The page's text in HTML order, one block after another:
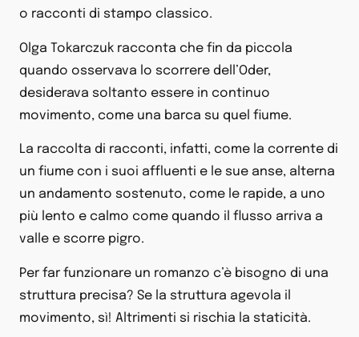
o racconti di stampo classico.
Olga Tokarczuk racconta che fin da piccola
quando osservava lo scorrere dell’Oder,
desiderava soltanto essere in continuo
movimento, come una barca su quel fiume.
La raccolta di racconti, infatti, come la corrente di
un fiume con i suoi affluenti e le sue anse, alterna
un andamento sostenuto, come le rapide, a uno
più lento e calmo come quando il flusso arriva a
valle e scorre pigro.
Per far funzionare un romanzo c’è bisogno di una
struttura precisa? Se la struttura agevola il
movimento, sì! Altrimenti si rischia la staticità.